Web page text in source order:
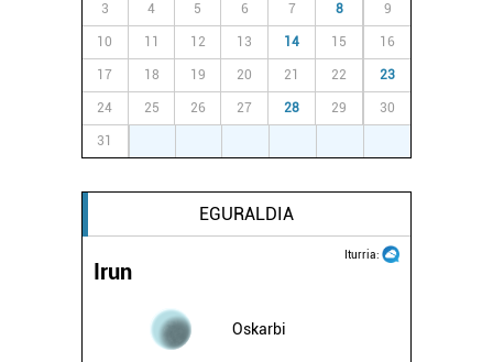
3 4 5 6 7 8 9
10 11 12 13 14 15 16
17 18 19 20 21 22 23
24 25 26 27 28 29 30
31
EGURALDIA
Iturria:
Irun
Oskarbi